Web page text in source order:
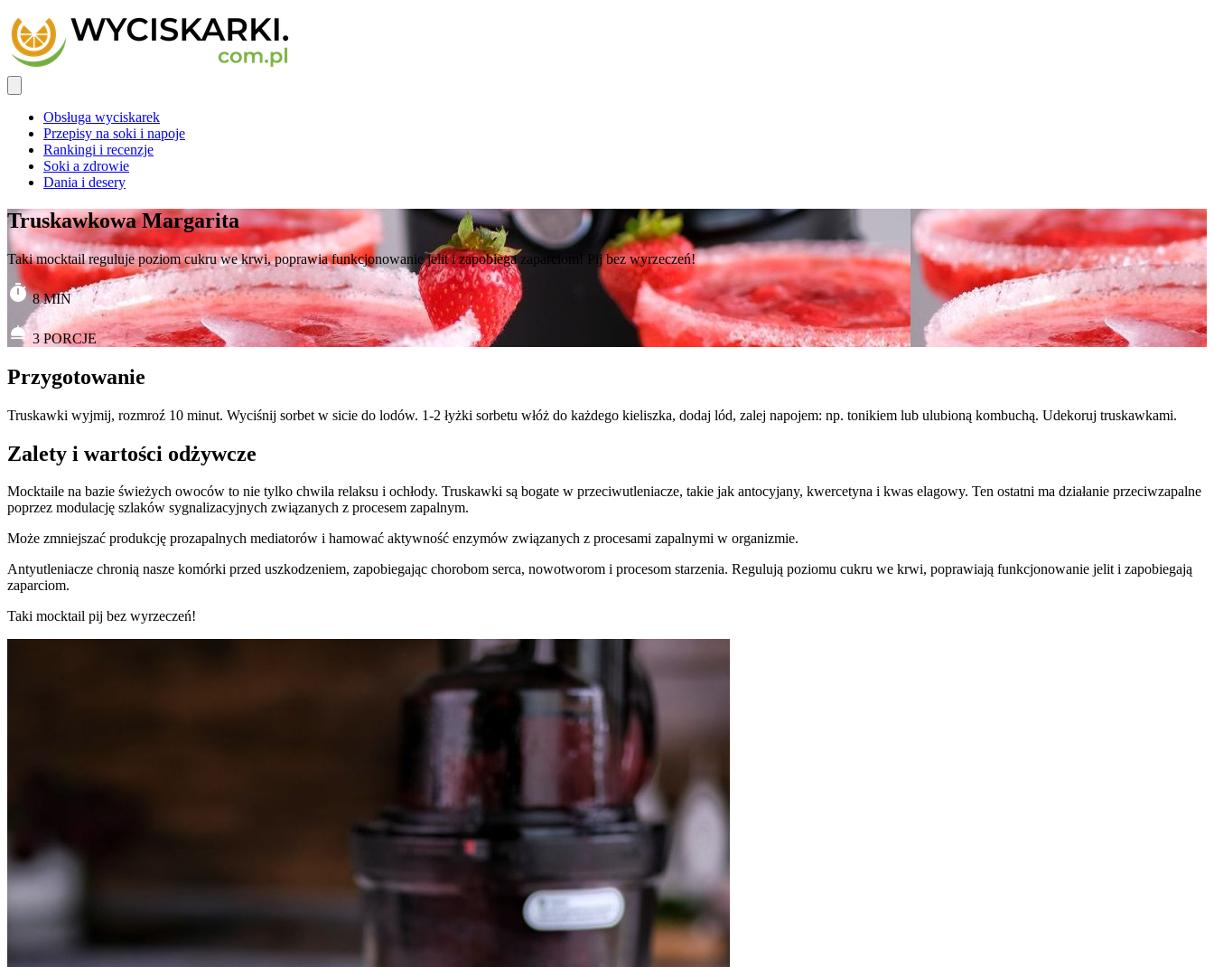
Obsługa wyciskarek
Przepisy na soki i napoje
Rankingi i recenzje
Soki a zdrowie
Dania i desery
Truskawkowa Margarita
Taki mocktail reguluje poziom cukru we krwi, poprawia funkcjonowanie jelit i zapobiega zaparciom! Pij bez wyrzeczeń!
8MIN
3PORCJE
Przygotowanie
Truskawki wyjmij, rozmroź 10 minut. Wyciśnij sorbet w sicie do lodów. 1-2 łyżki sorbetu włóż do każdego kieliszka, dodaj lód, zalej napojem: np. tonikiem lub ulubioną kombuchą. Udekoruj truskawkami.
Zalety i wartości odżywcze
Mocktaile na bazie świeżych owoców to nie tylko chwila relaksu i ochłody. Truskawki są bogate w przeciwutleniacze, takie jak antocyjany, kwercetyna i kwas elagowy. Ten ostatni ma działanie przeciwzapalne
poprzez modulację szlaków sygnalizacyjnych związanych z procesem zapalnym.
Może zmniejszać produkcję prozapalnych mediatorów i hamować aktywność enzymów związanych z procesami zapalnymi w organizmie.
Antyutleniacze chronią nasze komórki przed uszkodzeniem, zapobiegając chorobom serca, nowotworom i procesom starzenia. Regulują poziomu cukru we krwi, poprawiają funkcjonowanie jelit i zapobiegają
zaparciom.
Taki mocktail pij bez wyrzeczeń!